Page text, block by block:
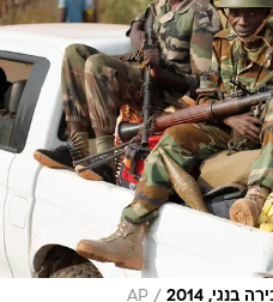
2014
/
AP